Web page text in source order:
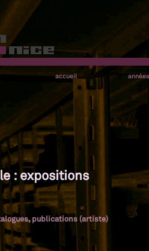
accueil années
: expositions
publications (artiste)